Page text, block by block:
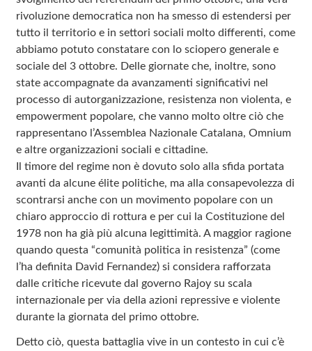
rivoluzione democratica non ha smesso di estendersi per
tutto il territorio e in settori sociali molto differenti, come
abbiamo potuto constatare con lo sciopero generale e
sociale del 3 ottobre. Delle giornate che, inoltre, sono
state accompagnate da avanzamenti significativi nel
processo di autorganizzazione, resistenza non violenta, e
empowerment popolare, che vanno molto oltre ciò che
rappresentano l’Assemblea Nazionale Catalana, Omnium
e altre organizzazioni sociali e cittadine.
Il timore del regime non è dovuto solo alla sfida portata
avanti da alcune élite politiche, ma alla consapevolezza di
scontrarsi anche con un movimento popolare con un
chiaro approccio di rottura e per cui la Costituzione del
1978 non ha già più alcuna legittimità. A maggior ragione
quando questa “comunità politica in resistenza” (come
l’ha definita David Fernandez) si considera rafforzata
dalle critiche ricevute dal governo Rajoy su scala
internazionale per via della azioni repressive e violente
durante la giornata del primo ottobre.
Detto ciò, questa battaglia vive in un contesto in cui c’è